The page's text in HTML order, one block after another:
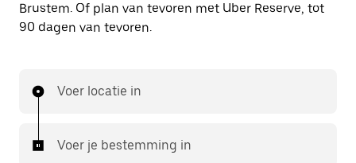
Brustem. Of plan van tevoren met Uber Reserve, tot
90 dagen van tevoren.
Voer locatie in
Voer je bestemming in